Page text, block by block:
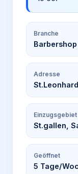
Branche
Barbershop
Adresse
Einzugsgebiet
St.gallen,
Geöffnet
5 Tage/